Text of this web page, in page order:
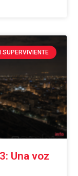
SUPERVIVIENTE
Una voz